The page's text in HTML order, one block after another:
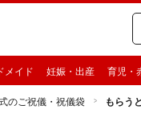
メイド 妊娠・出産 育児・
のご祝儀・祝儀袋 もらう